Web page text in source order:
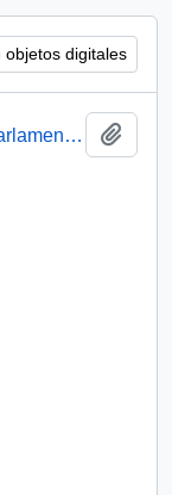
objetos digitales
[Oficio del Subsecretario de Justicia dirigido al sr. Wilfried Telkamper, miembro del parlamento europeo]